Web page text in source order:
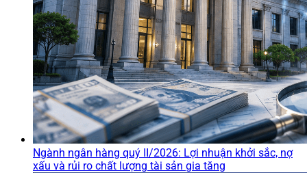
Ngành ngân hàng quý II/2026: Lợi nhuận khởi sắc, nợ
xấu và rủi ro chất lượng tài sản gia tăng